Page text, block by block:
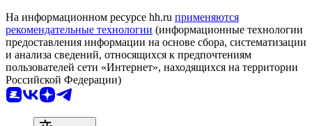
На информационном ресурсе hh.ru применяются
рекомендательные технологии (информационные технологии
предоставления информации на основе сбора, систематизации
и анализа сведений, относящихся к предпочтениям
пользователей сети «Интернет», находящихся на территории
Российской Федерации)